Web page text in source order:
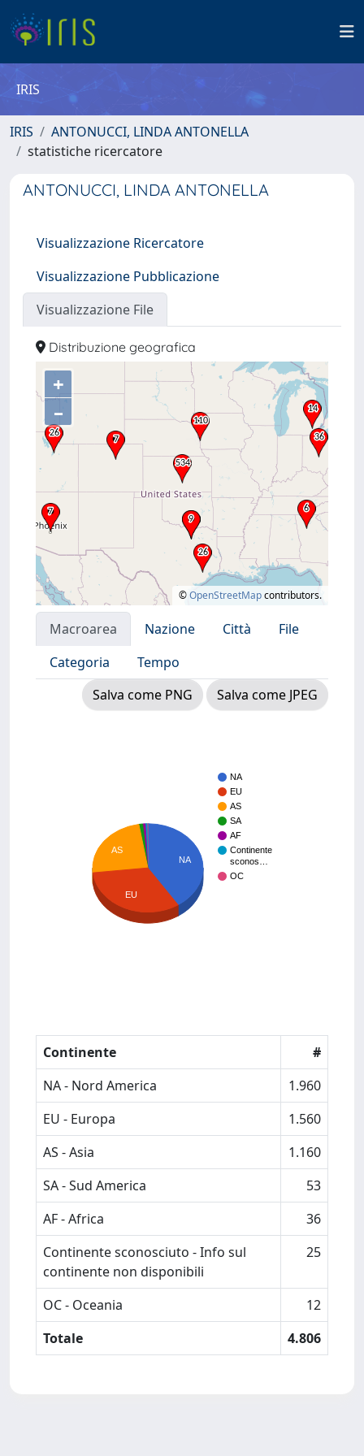
IRIS
IRIS
ANTONUCCI, LINDA ANTONELLA
statistiche ricercatore
ANTONUCCI, LINDA ANTONELLA
Visualizzazione Ricercatore
Visualizzazione Pubblicazione
Visualizzazione File
Distribuzione geografica
+
–
©OpenStreetMapcontributors.
Macroarea Nazione Città
File
Categoria
Tempo
Salva come PNG
Salva come JPEG
NA
EU
AS
SA
AF
Continente
sconos…
OC
NA
AS
EU
Continente
#
NA - Nord America
1.960
EU - Europa
1.560
AS - Asia
1.160
SA - Sud America
53
AF - Africa
36
Continente sconosciuto - Info sul
continente non disponibili
25
OC - Oceania
12
Totale
4.806